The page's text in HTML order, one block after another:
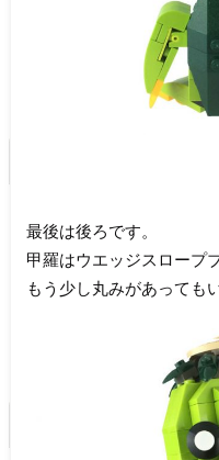
最後は後ろです。
甲羅はウエッジスロープ
もう少し丸みがあっても